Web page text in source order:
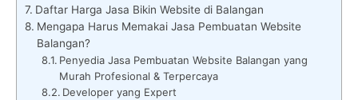
Daftar Harga Jasa Bikin Website di Balangan
Mengapa Harus Memakai Jasa Pembuatan Website
Balangan?
Penyedia Jasa Pembuatan Website Balangan yang
Murah Profesional & Terpercaya
Developer yang Expert